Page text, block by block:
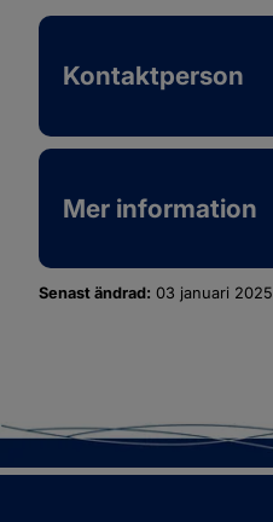
Kontaktperson
Mer information
Senast ändrad: 03 januari 2025